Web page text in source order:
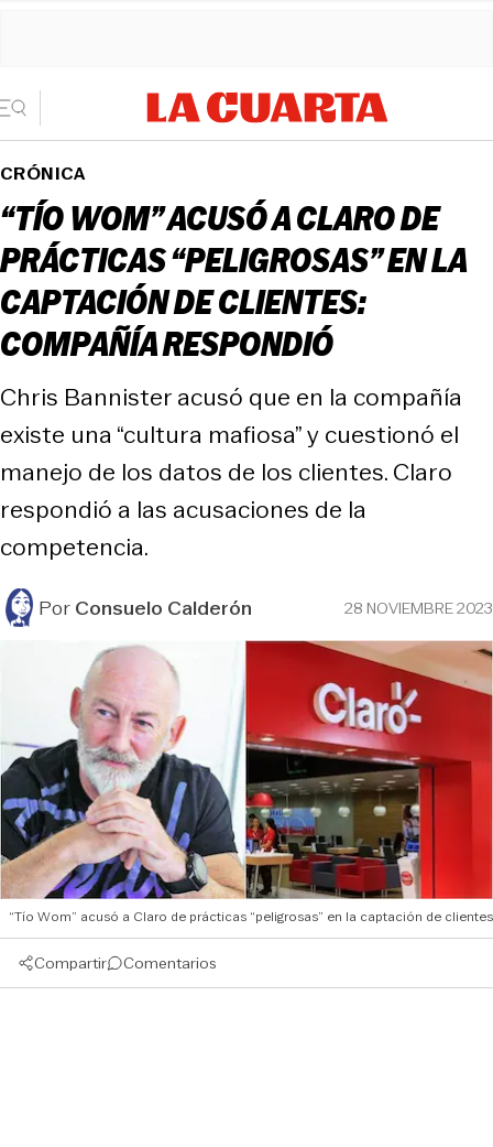
CRÓNICA
“TÍO WOM” ACUSÓ A CLARO DE
PRÁCTICAS “PELIGROSAS” EN LA
CAPTACIÓN DE CLIENTES:
COMPAÑÍA RESPONDIÓ
Chris Bannister acusó que en la compañía
existe una “cultura mafiosa” y cuestionó el
manejo de los datos de los clientes. Claro
respondió a las acusaciones de la
competencia.
PorConsuelo Calderón 28 NOVIEMBRE 2023
“Tío Wom” acusó a Claro de prácticas “peligrosas” en la captación de clientes
Compartir Comentarios